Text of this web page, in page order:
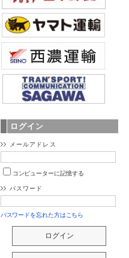
ログイン
メールアドレス
コンピューターに記憶する
パスワード
パスワードを忘れた方はこちら